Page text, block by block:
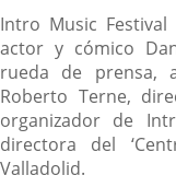
Intro Music
actor y cómico
rueda de prensa,
Roberto Terne,
organizador de
directora del
Valladolid.